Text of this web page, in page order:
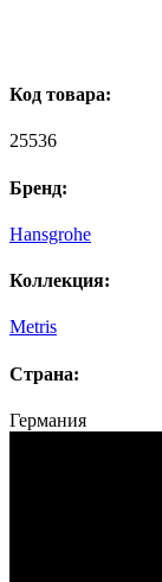
Код товара:
25536
Бренд:
Hansgrohe
Коллекция:
Metris
Страна:
Германия